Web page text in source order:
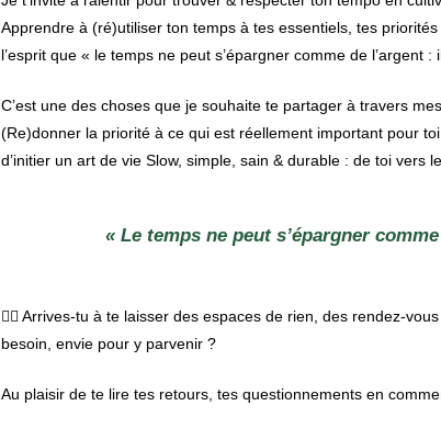
Apprendre à (ré)utiliser ton temps à tes essentiels, tes
l’esprit que « le temps ne peut s’épargner comme de l’argent
C’est une des choses que je souhaite te partager à travers
(Re)donner la priorité à ce qui est réellement important pour
d’initier un art de vie Slow, simple, sain & durable : de toi vers
« Le temps ne peut s’épargner
👉🏾 Arrives-tu à te laisser des espaces de rien, des rendez-
besoin, envie pour y parvenir ?
Au plaisir de te lire tes retours, tes questionnements en